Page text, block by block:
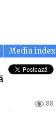
Media index
88